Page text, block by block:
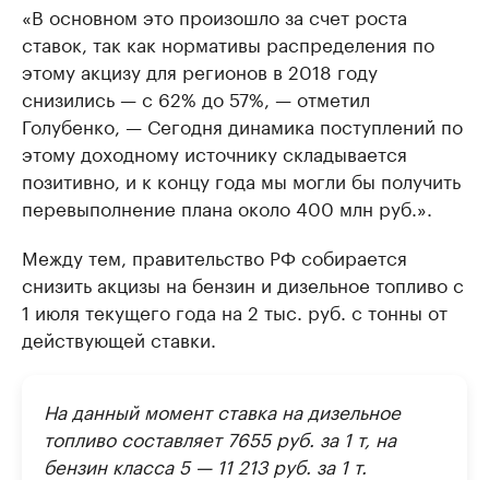
«В основном это произошло за счет роста
ставок, так как нормативы распределения по
этому акцизу для регионов в 2018 году
снизились — с 62% до 57%, — отметил
Голубенко, — Сегодня динамика поступлений по
этому доходному источнику складывается
позитивно, и к концу года мы могли бы получить
перевыполнение плана около 400 млн руб.».
Между тем, правительство РФ собирается
снизить акцизы на бензин и дизельное топливо с
1 июля текущего года на 2 тыс. руб. с тонны от
действующей ставки.
На данный момент ставка на дизельное
топливо составляет 7655 руб. за 1 т, на
бензин класса 5 — 11 213 руб. за 1 т.